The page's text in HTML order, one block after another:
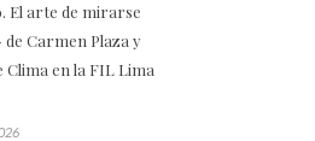
El arte de mirarse
Carmen Plaza y
Clima en la FIL Lima